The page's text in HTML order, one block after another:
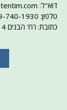
דוא"ל: info@patentim.com
טלפון: 09-740-1930
כתובת: רח' הבנים 14ב, הוד השרון